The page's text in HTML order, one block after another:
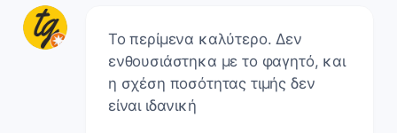
Το περίμενα καλύτερο. Δεν
ενθουσιάστηκα με το φαγητό, και
η σχέση ποσότητας τιμής δεν
είναι ιδανική